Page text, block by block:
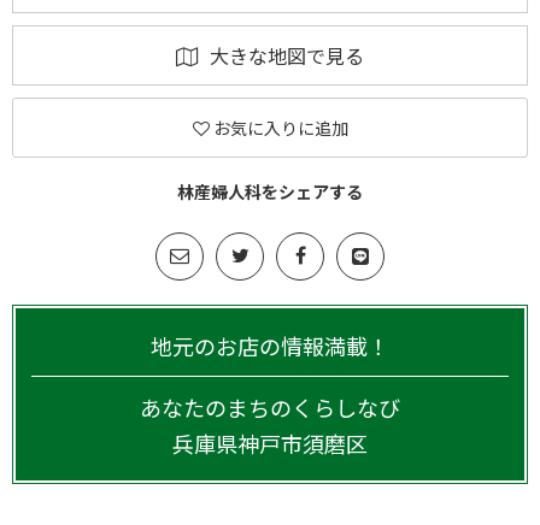
大きな地図で見る
お気に入りに追加
林産婦人科をシェアする
地元のお店の情報満載！
あなたのまちのくらしなび
兵庫県神戸市須磨区